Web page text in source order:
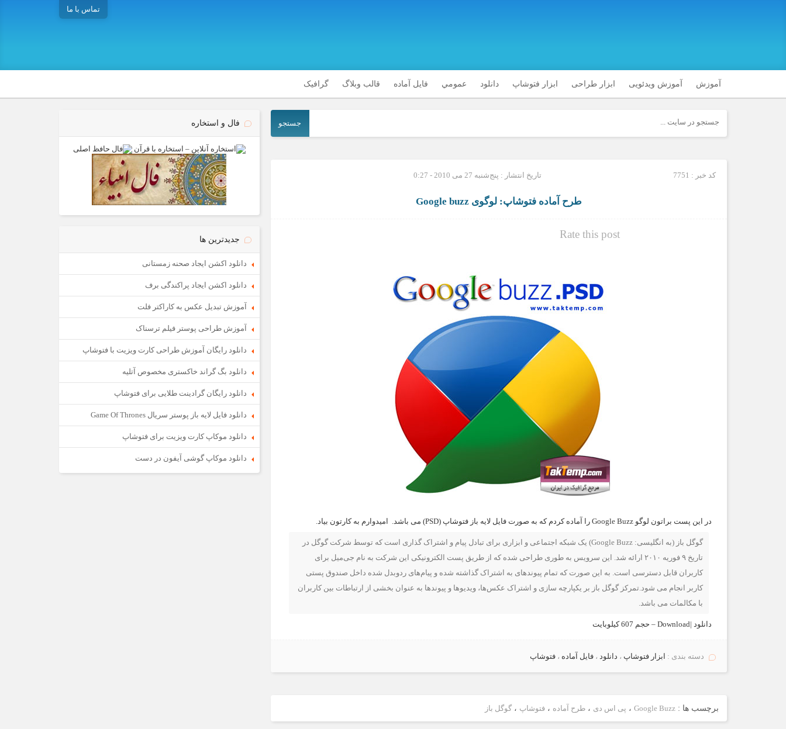
تماس با ما
آموزش آموزش ویدئویی ابزار طراحی ابزار فتوشاپ دانلود عمومي فایل آماده قالب وبلاگ گرافیک
جستجو
کد خبر : 7751 تاریخ انتشار : پنج‌شنبه 27 می 2010 - 0:27
طرح آماده فتوشاپ: لوگوی Google buzz
Rate this post
در این پست براتون لوگو Google Buzz را آماده کردم که به صورت فایل لایه باز فتوشاپ (PSD) می باشد. امیدوارم به کارتون بیاد.
گوگل باز (به انگلیسی: Google Buzz) یک شبکه اجتماعی و ابزاری برای تبادل پیام و اشتراک گذاری است که توسط شرکت گوگل در
تاریخ ۹ فوریه ۲۰۱۰ ارائه شد. این سرویس به طوری طراحی شده که از طریق پست الکترونیکی این شرکت به نام جی‌میل برای
کاربران قابل دسترسی است. به این صورت که تمام پیوندهای به اشتراک گذاشته شده و پیام‌های ردوبدل شده داخل صندوق پستی
کاربر انجام می شود.تمرکز گوگل باز بر یکپارچه سازی و اشتراک عکس‌ها، ویدیوها و پیوندها به عنوان بخشی از ارتباطات بین کاربران
با مکالمات می باشد.
دانلود |‌Download – حجم 607 کیلوبایت
دسته بندی : ابزار فتوشاپ ، دانلود ،فایل آماده ،فتوشاپ
برچسب ها : Google Buzz، پی اس دی ، طرح آماده ، فتوشاپ ، گوگل باز
فال و استخاره
جدیدترین ها
دانلود اکشن ایجاد صحنه زمستانی
دانلود اکشن ایجاد پراکندگی برف
آموزش تبدیل عکس به کاراکتر فلت
آموزش طراحی پوستر فیلم ترسناک
دانلود رایگان آموزش طراحی کارت ویزیت با فتوشاپ
دانلود بگ گراند خاکستری مخصوص آتلیه
دانلود رایگان گرادینت طلایی برای فتوشاپ
دانلود فایل لایه باز پوستر سریال Game Of Thrones
دانلود موکاپ کارت ویزیت برای فتوشاپ
دانلود موکاپ گوشی آیفون در دست